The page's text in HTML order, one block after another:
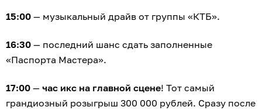
15:00 — музыкальный драйв от группы «КТБ».
16:30 — последний шанс сдать заполненные
«Паспорта Мастера».
17:00 — час икс на главной сцене! Тот самый
грандиозный розыгрыш 300 000 рублей. Сразу после